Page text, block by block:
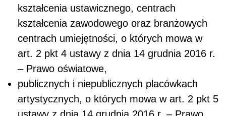
kształcenia ustawicznego, centrach
kształcenia zawodowego oraz branżowych
centrach umiejętności, o których mowa w
art. 2 pkt 4 ustawy z dnia 14 grudnia 2016 r.
– Prawo oświatowe,
publicznych i niepublicznych placówkach
artystycznych, o których mowa w art. 2 pkt 5